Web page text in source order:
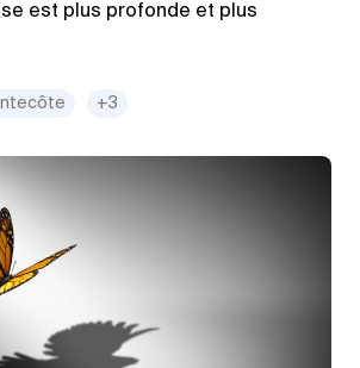
est plus profonde et plus
+3